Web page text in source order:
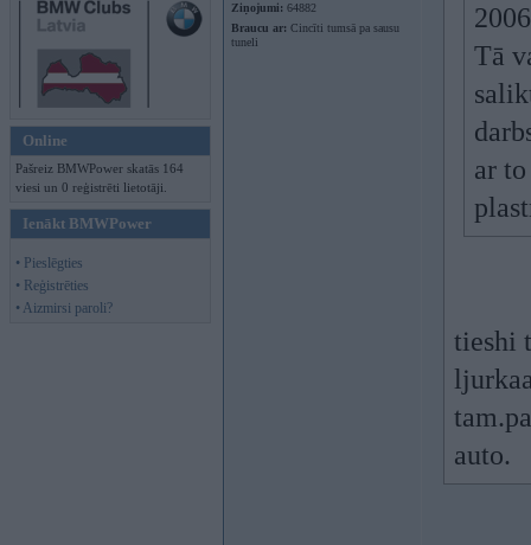
Online
Pašreiz BMWPower skatās 164
viesi un 0 reģistrēti lietotāji.
Ienākt BMWPower
• Pieslēgties
• Reģistrēties
• Aizmirsi paroli?
Ziņojumi: 64882
Braucu ar: Cincīti tumsā pa sausu
tuneli
Tā
ar
tieshi
auto.